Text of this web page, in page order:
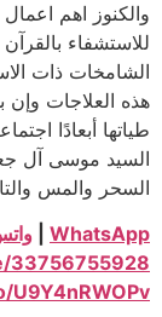
والكنوز اهم
للاستشفاء
الشامخات ذات
هذه العلاجات
طياتها أبعادًا
السيد موسى آل
السحر والمس
WhatsApp
33756755928